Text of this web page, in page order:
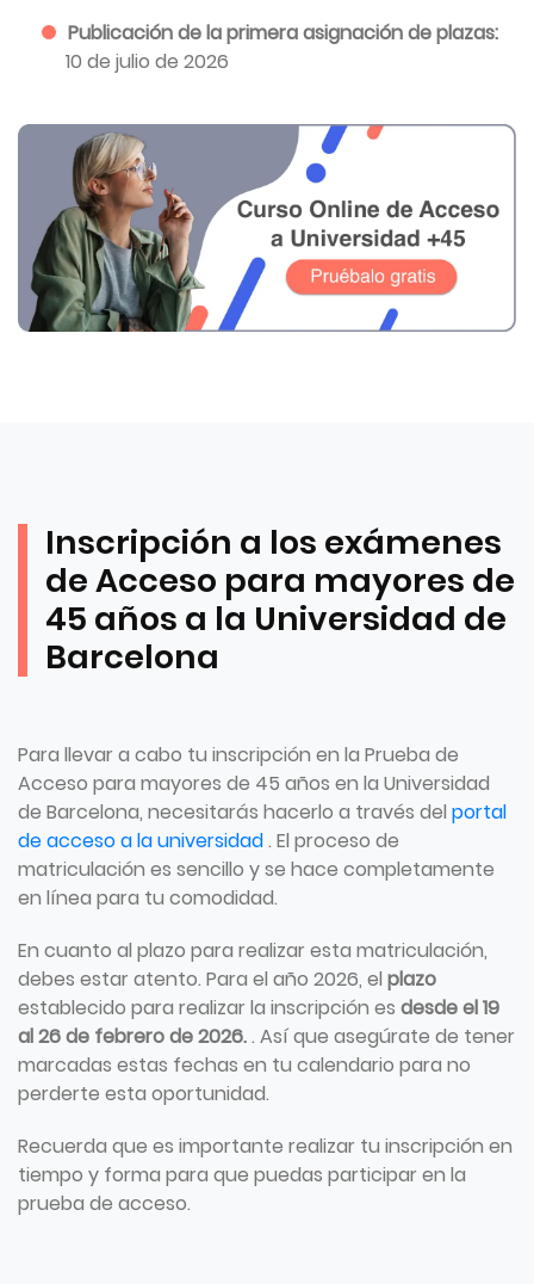
Publicación de la primera asignación de plazas:
10 de julio de 2026
Inscripción a los exámenes
de Acceso para mayores de
45 años a la Universidad de
Barcelona
Para llevar a cabo tu inscripción en la Prueba de
Acceso para mayores de 45 años en la Universidad
de Barcelona, necesitarás hacerlo a través del portal
de acceso a la universidad. El proceso de
matriculación es sencillo y se hace completamente
en línea para tu comodidad.
En cuanto al plazo para realizar esta matriculación,
debes estar atento. Para el año 2026, el plazo
establecido para realizar la inscripción es desde el 19
al 26 de febrero de 2026.. Así que asegúrate de tener
marcadas estas fechas en tu calendario para no
perderte esta oportunidad.
Recuerda que es importante realizar tu inscripción en
tiempo y forma para que puedas participar en la
prueba de acceso.